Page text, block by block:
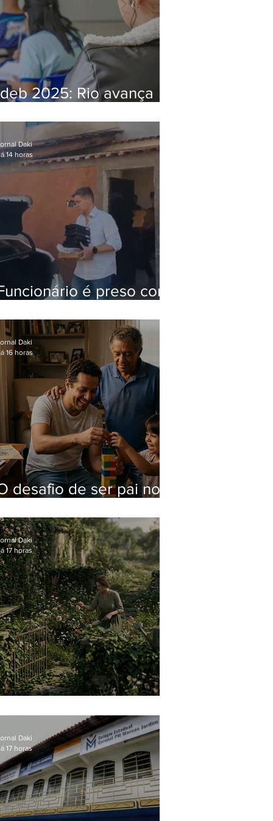
2025: Rio avança
da média nacional
é preso com
Hospital do Andaraí
Daki
14 horas
desafio de ser pai no
Daki
16 horas
Daki
17 horas
Daki
17 horas